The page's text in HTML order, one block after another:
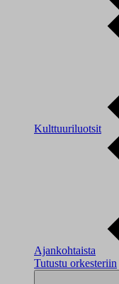
Kulttuuriluotsit
Ajankohtaista
Tutustu orkesteriin